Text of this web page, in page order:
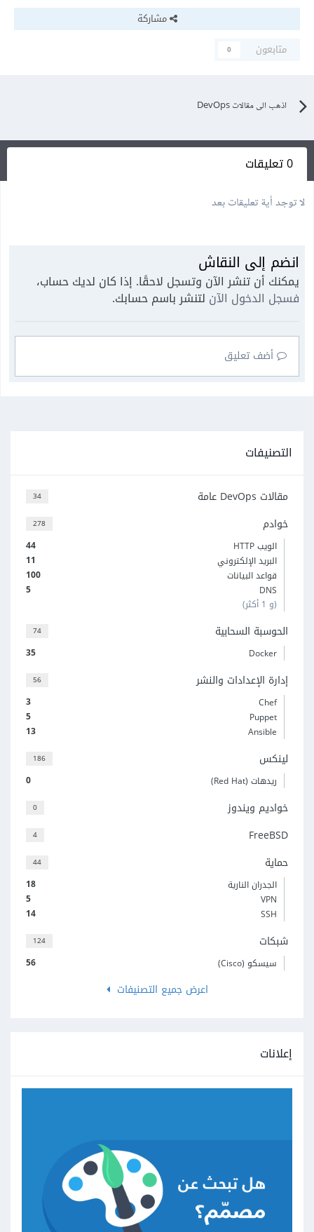
مشاركة
متابعون
0
اذهب الى مقالات DevOps
0 تعليقات
لا توجد أية تعليقات بعد
انضم إلى النقاش
يمكنك أن تنشر الآن وتسجل لاحقًا. إذا كان لديك حساب،
فسجل الدخول الآن لتنشر باسم حسابك.
أضف تعليق
التصنيفات
34 مقالات DevOps عامة
278 خوادم
44
الويب HTTP
11
البريد الإلكتروني
100
قواعد البيانات
5
DNS
(و 1 أكثر)
74 الحوسبة السحابية
35 Docker
56 إدارة الإعدادات والنشر
3
Chef
5
Puppet
13
Ansible
186 لينكس
0 ريدهات (Red Hat)
0 خواديم ويندوز
4 FreeBSD
44 حماية
18
الجدران النارية
5
VPN
14
SSH
124 شبكات
56 سيسكو (Cisco)
اعرض جميع التصنيفات
إعلانات